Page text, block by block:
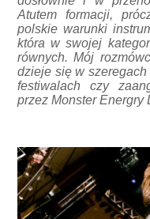
Atutem formacji,
polskie warunki
która w swojej
równych. Mój
dzieje się w
festiwalach czy
przez Monster Energry